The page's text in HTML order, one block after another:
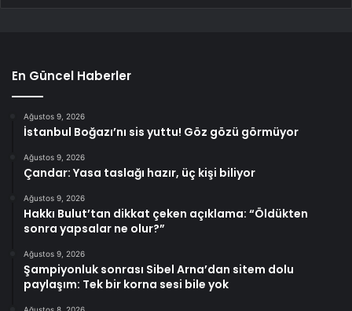
En Güncel Haberler
Ağustos 9, 2026
İstanbul Boğazı’nı sis yuttu! Göz gözü görmüyor
Ağustos 9, 2026
Çandar: Yasa taslağı hazır, üç kişi biliyor
Ağustos 9, 2026
Hakkı Bulut’tan dikkat çeken açıklama: “Öldükten
sonra yapsalar ne olur?”
Ağustos 9, 2026
Şampiyonluk sonrası Sibel Arna’dan sitem dolu
paylaşım: Tek bir korna sesi bile yok